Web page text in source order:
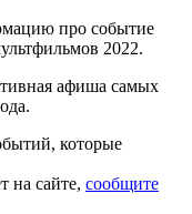
про событие
2022.
афиша самых
которые
на сайте, сообщите